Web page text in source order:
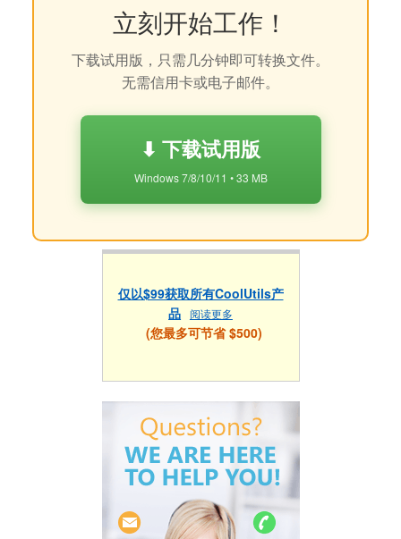
立刻开始工作！
下载试用版，只需几分钟即可转换文件。
无需信用卡或电子邮件。
⬇ 下载试用版
Windows 7/8/10/11 • 33 MB
仅以$99获取所有CoolUtils产
品 阅读更多
(您最多可节省 $500)